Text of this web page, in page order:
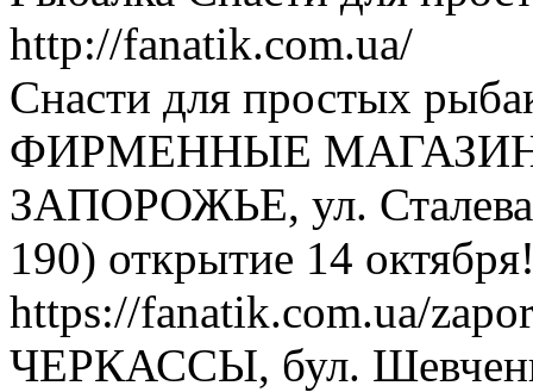
http://fanatik.com.ua/
Снасти для простых
ФИРМЕННЫЕ
ЗАПОРОЖЬЕ, ул.
190) открытие 14
https://fanatik.com.ua/
ЧЕРКАССЫ, бул.